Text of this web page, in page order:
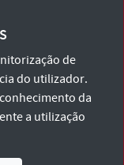
Privacidade
de
do utilizador.
da
a utilização